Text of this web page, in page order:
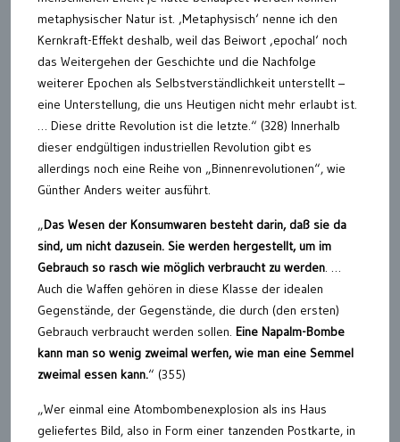
metaphysischer Natur ist. ‚Metaphysisch‘ nenne ich den
Kernkraft-Effekt deshalb, weil das Beiwort ‚epochal‘ noch
das Weitergehen der Geschichte und die Nachfolge
weiterer Epochen als Selbstverständlichkeit unterstellt –
eine Unterstellung, die uns Heutigen nicht mehr erlaubt ist.
… Diese dritte Revolution ist die letzte.“ (328) Innerhalb
dieser endgültigen industriellen Revolution gibt es
allerdings noch eine Reihe von „Binnenrevolutionen“, wie
Günther Anders weiter ausführt.
„Das Wesen der Konsumwaren besteht darin, daß sie da
sind, um nicht dazusein. Sie werden hergestellt, um im
Gebrauch so rasch wie möglich verbraucht zu werden. …
Auch die Waffen gehören in diese Klasse der idealen
Gegenstände, der Gegenstände, die durch (den ersten)
Gebrauch verbraucht werden sollen. Eine Napalm-Bombe
kann man so wenig zweimal werfen, wie man eine Semmel
zweimal essen kann.“ (355)
„Wer einmal eine Atombombenexplosion als ins Haus
geliefertes Bild, also in Form einer tanzenden Postkarte, in